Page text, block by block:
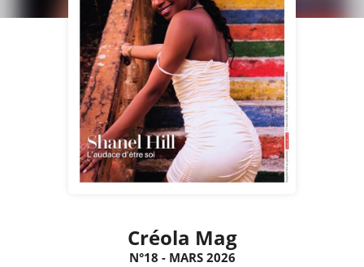
Créola Mag
N°18 - MARS 2026